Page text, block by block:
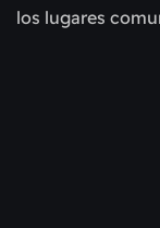
los lugares